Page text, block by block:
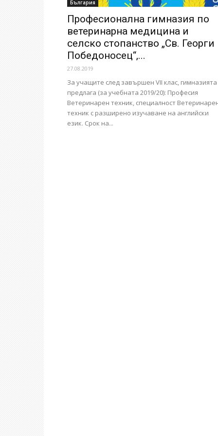
България
Професионална гимназия по
ветеринарна медицина и
селско стопанство „Св. Георги
Победоносец“,...
27.08.2019
За учащите след завършен VII клас, гимназията
предлага (за учебната 2019/20): Професия
Ветеринарен техник, специалност
техник с разширено изучаване на английски
език. Срок на...